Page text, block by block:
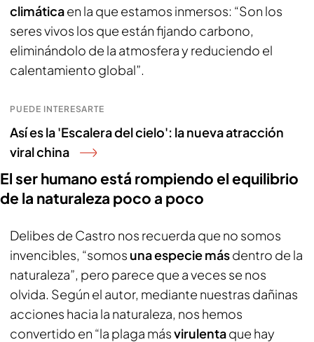
climáticaen la que estamos inmersos: “Son los
seres vivos los que están fijando carbono,
eliminándolo de la atmosfera y reduciendo el
calentamiento global”.
PUEDE INTERESARTE
Así es la 'Escalera del cielo': la nueva atracción
viral china
El ser humano está rompiendo el equilibrio
de la naturaleza poco a poco
Delibes de Castro nos recuerda que no somos
invencibles, “somos una especie másdentro de la
naturaleza”, pero parece que a veces se nos
olvida. Según el autor, mediante nuestras dañinas
acciones hacia la naturaleza, nos hemos
convertido en “la plaga másvirulentaque hay